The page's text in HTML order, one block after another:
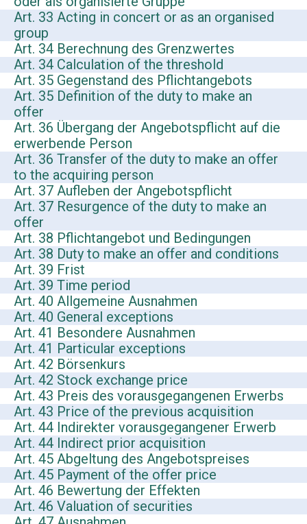
Art. 33 Acting in concert or as an organised
group
Art. 34 Berechnung des Grenzwertes
Art. 34 Calculation of the threshold
Art. 35 Gegenstand des Pflichtangebots
Art. 35 Definition of the duty to make an
offer
Art. 36 Übergang der Angebotspflicht auf die
erwerbende Person
Art. 36 Transfer of the duty to make an offer
to the acquiring person
Art. 37 Aufleben der Angebotspflicht
Art. 37 Resurgence of the duty to make an
offer
Art. 38 Pflichtangebot und Bedingungen
Art. 38 Duty to make an offer and conditions
Art. 39 Frist
Art. 39 Time period
Art. 40 Allgemeine Ausnahmen
Art. 40 General exceptions
Art. 41 Besondere Ausnahmen
Art. 41 Particular exceptions
Art. 42 Börsenkurs
Art. 42 Stock exchange price
Art. 43 Preis des vorausgegangenen Erwerbs
Art. 43 Price of the previous acquisition
Art. 44 Indirekter vorausgegangener Erwerb
Art. 44 Indirect prior acquisition
Art. 45 Abgeltung des Angebotspreises
Art. 45 Payment of the offer price
Art. 46 Bewertung der Effekten
Art. 46 Valuation of securities